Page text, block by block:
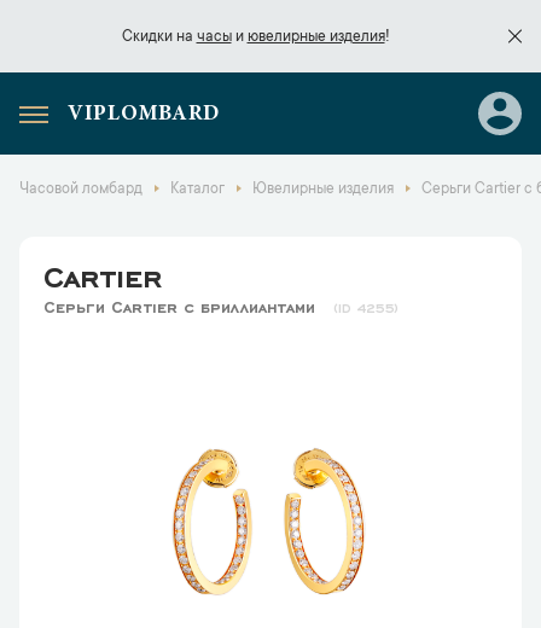
Скидки на часыи ювелирные изделия!
Скидки начасы
VIPLOMBARD
Часовой ломбард Каталог Ювелирные изделия Серьги Cartier с
Cartier
Серьги Cartier с бриллиантами 4255